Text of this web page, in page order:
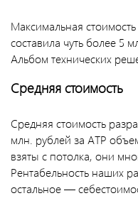
Максимальная
составила чуть более 5
Альбом технических
Средняя стоимость
Средняя стоимость
млн. рублей за АТР
взяты с потолка, они
Рентабельность наших
остальное —